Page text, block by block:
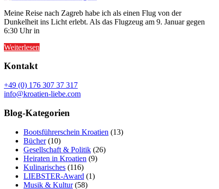
Meine Reise nach Zagreb habe ich als einen Flug von der
Dunkelheit ins Licht erlebt. Als das Flugzeug am 9. Januar gegen
6:30 Uhr in
Weiterlesen
Kontakt
+49 (0) 176 307 37 317
info@kroatien-liebe.com
Blog-Kategorien
Bootsführerschein Kroatien (13)
Bücher(10)
Gesellschaft & Politik (26)
Heiraten in Kroatien (9)
Kulinarisches (116)
LIEBSTER-Award (1)
Musik & Kultur(58)